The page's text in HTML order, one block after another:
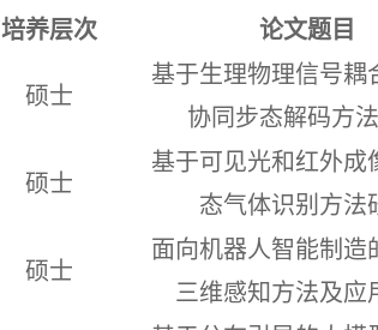
培养层次 论文题目
硕士
基于生理物理信号耦
协同步态解码方
硕士
基于可见光和红外成
态气体识别方法
硕士
面向机器人智能制造
三维感知方法及应